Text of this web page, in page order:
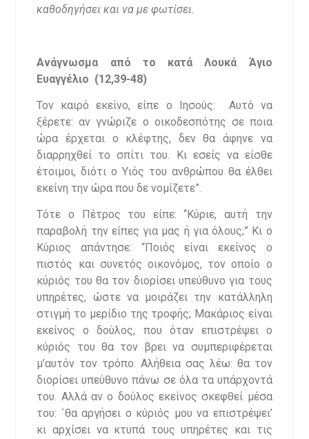
καθοδηγήσει και να με φωτίσει.
Ανάγνωσμα από το κατά Λουκά Άγιο
Ευαγγέλιο (12,39-48)
Τον καιρό εκείνο, είπε ο Ιησούς: Αυτό να
ξέρετε: αν γνώριζε ο οικοδεσπότης σε ποια
ώρα έρχεται ο κλέφτης, δεν θα άφηνε να
διαρρηχθεί το σπίτι του. Κι εσείς να είσθε
έτοιμοι, διότι ο Υιός του ανθρώπου θα έλθει
εκείνη την ώρα που δε νομίζετε”.
Τότε ο Πέτρος του είπε: “Κύριε, αυτή την
παραβολή την είπες για μας ή για όλους;” Κι ο
Κύριος απάντησε: “Ποιός είναι εκείνος ο
πιστός και συνετός οικονόμος, τον οποίο ο
κύριός του θα τον διορίσει υπεύθυνο για τους
υπηρέτες, ώστε να μοιράζει την κατάλληλη
στιγμή το μερίδιο της τροφής; Μακάριος είναι
εκείνος ο δούλος, που όταν επιστρέψει ο
κύριός του θα τον βρει να συμπεριφέρεται
μ’αυτόν τον τρόπο. Αλήθεια σας λέω: θα τον
διορίσει υπεύθυνο πάνω σε όλα τα υπάρχοντά
του. Αλλά αν ο δούλος εκείνος σκεφθεί μέσα
του: `θα αργήσει ο κύριός μου να επιστρέψει’
κι αρχίσει να κτυπά τους υπηρέτες και τις